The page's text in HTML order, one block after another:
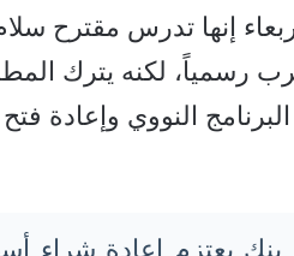
إنها تدرس مقترح
رسمياً، لكنه يترك
النووي وإعادة